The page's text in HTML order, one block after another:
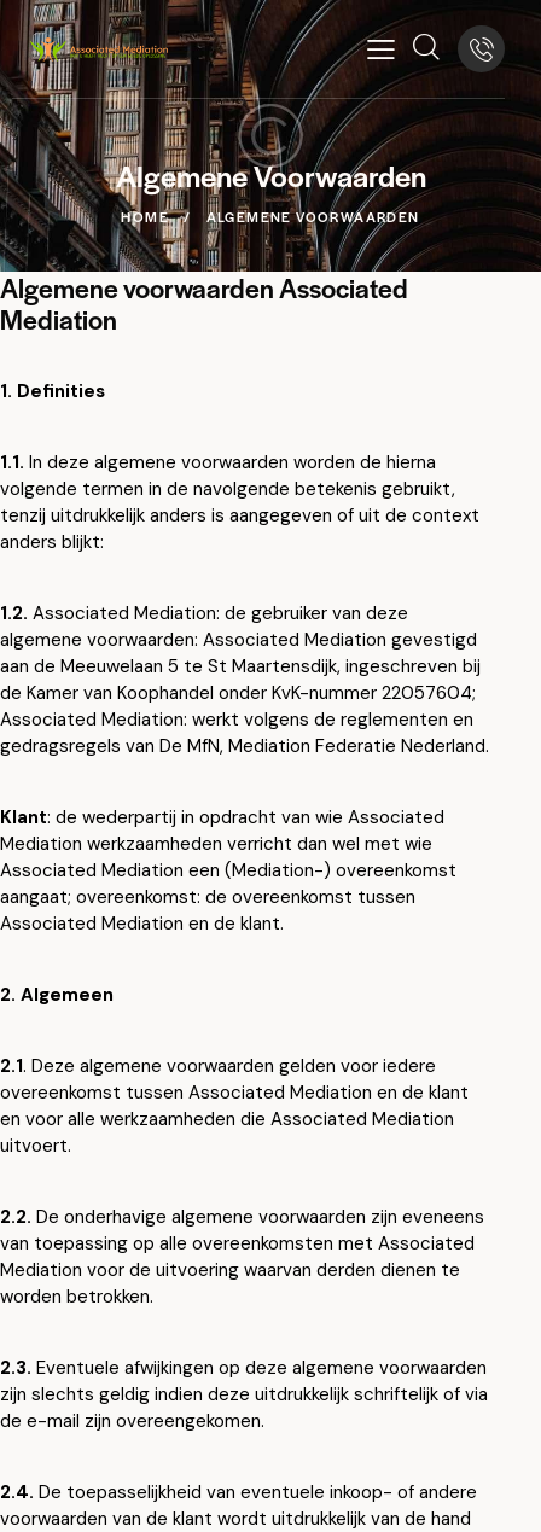
Algemene Voorwaarden
HOME ALGEMENE VOORWAARDEN
Algemene voorwaarden Associated
Mediation
1. Definities
1.1. In deze algemene voorwaarden worden de hierna
volgende termen in de navolgende betekenis gebruikt,
tenzij uitdrukkelijk anders is aangegeven of uit de context
anders blijkt:
1.2. Associated Mediation: de gebruiker van deze
algemene voorwaarden: Associated Mediation gevestigd
aan de Meeuwelaan 5 te St Maartensdijk, ingeschreven bij
de Kamer van Koophandel onder KvK-nummer 22057604;
Associated Mediation: werkt volgens de reglementen en
gedragsregels van De MfN, Mediation Federatie Nederland.
Klant: de wederpartij in opdracht van wie Associated
Mediation werkzaamheden verricht dan wel met wie
Associated Mediation een (Mediation-) overeenkomst
aangaat; overeenkomst: de overeenkomst tussen
Associated Mediation en de klant.
2. Algemeen
2.1. Deze algemene voorwaarden gelden voor iedere
overeenkomst tussen Associated Mediation en de klant
en voor alle werkzaamheden die Associated Mediation
uitvoert.
2.2. De onderhavige algemene voorwaarden zijn eveneens
van toepassing op alle overeenkomsten met Associated
Mediation voor de uitvoering waarvan derden dienen te
worden betrokken.
2.3. Eventuele afwijkingen op deze algemene voorwaarden
zijn slechts geldig indien deze uitdrukkelijk schriftelijk of via
de e-mail zijn overeengekomen.
2.4. De toepasselijkheid van eventuele inkoop- of andere
voorwaarden van de klant wordt uitdrukkelijk van de hand